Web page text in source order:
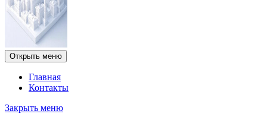
Открыть меню
Главная
Контакты
Закрыть меню